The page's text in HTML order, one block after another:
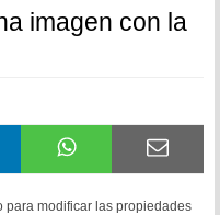
imagen con la
para modificar las propiedades